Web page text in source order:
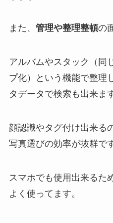
また、 管理や整理整頓の
アルバムやスタック（同
プ化）という機能で整理
タデータで検索も出来ま
顔認識やタグ付け出来る
写真選びの効率が抜群で
スマホでも使用出来るた
よく使ってます。